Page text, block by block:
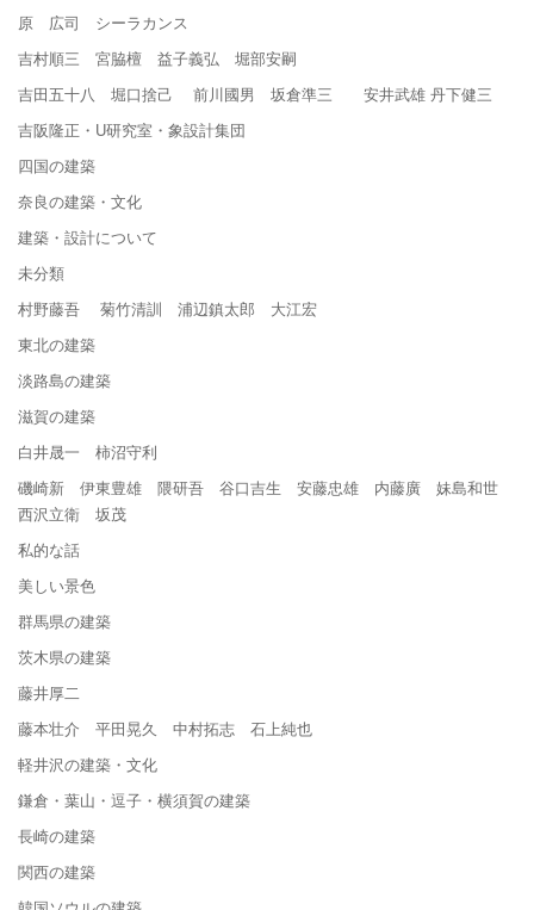
原 広司 シーラカンス
吉村順三 宮脇檀 益子義弘 堀部安嗣
吉田五十八 堀口捨己 前川國男 坂倉準三 安井武雄 丹下健三
吉阪隆正・U研究室・象設計集団
四国の建築
奈良の建築・文化
建築・設計について
未分類
村野藤吾 菊竹清訓 浦辺鎮太郎 大江宏
東北の建築
淡路島の建築
滋賀の建築
白井晟一 柿沼守利
磯崎新 伊東豊雄 隈研吾 谷口吉生 安藤忠雄 内藤廣 妹島和世
西沢立衛 坂茂
私的な話
美しい景色
群馬県の建築
茨木県の建築
藤井厚二
藤本壮介 平田晃久 中村拓志 石上純也
軽井沢の建築・文化
鎌倉・葉山・逗子・横須賀の建築
長崎の建築
関西の建築